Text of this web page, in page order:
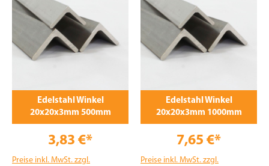
Edelstahl Winkel
20x20x3mm 500mm
3,83 €*
Preise inkl. MwSt. zzgl.
Edelstahl Winkel
20x20x3mm 1000mm
7,65 €*
Preise inkl. MwSt. zzgl.